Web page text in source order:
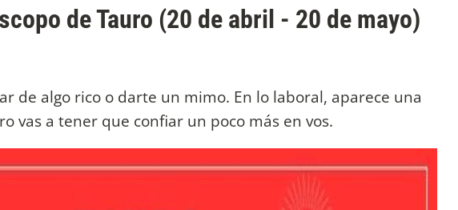
de Tauro (20 de abril - 20 de mayo)
de algo rico o darte un mimo. En lo laboral, aparece una
vas a tener que confiar un poco más en vos.